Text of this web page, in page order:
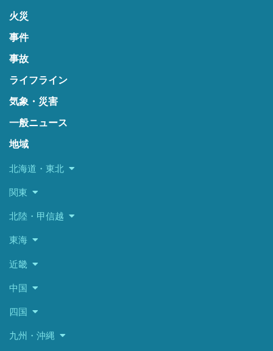
火災
事件
事故
ライフライン
気象・災害
一般ニュース
地域
北海道・東北
関東
北陸・甲信越
東海
近畿
中国
四国
九州・沖縄